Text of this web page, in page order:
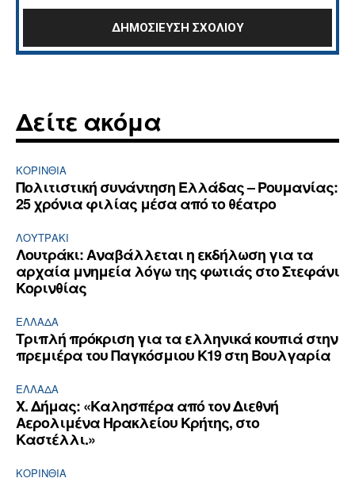
Δείτε ακόμα
ΚΟΡΙΝΘΊΑ
Πολιτιστική συνάντηση Ελλάδας – Ρουμανίας:
25 χρόνια φιλίας μέσα από το θέατρο
ΛΟΥΤΡΆΚΙ
Λουτράκι: Αναβάλλεται η εκδήλωση για τα
αρχαία μνημεία λόγω της φωτιάς στο Στεφάνι
Κορινθίας
ΕΛΛΆΔΑ
Τριπλή πρόκριση για τα ελληνικά κουπιά στην
πρεμιέρα του Παγκόσμιου Κ19 στη Βουλγαρία
ΕΛΛΆΔΑ
Χ. Δήμας: «Καλησπέρα από τον Διεθνή
Αερολιμένα Ηρακλείου Κρήτης, στο
Καστέλλι.»
ΚΟΡΙΝΘΊΑ